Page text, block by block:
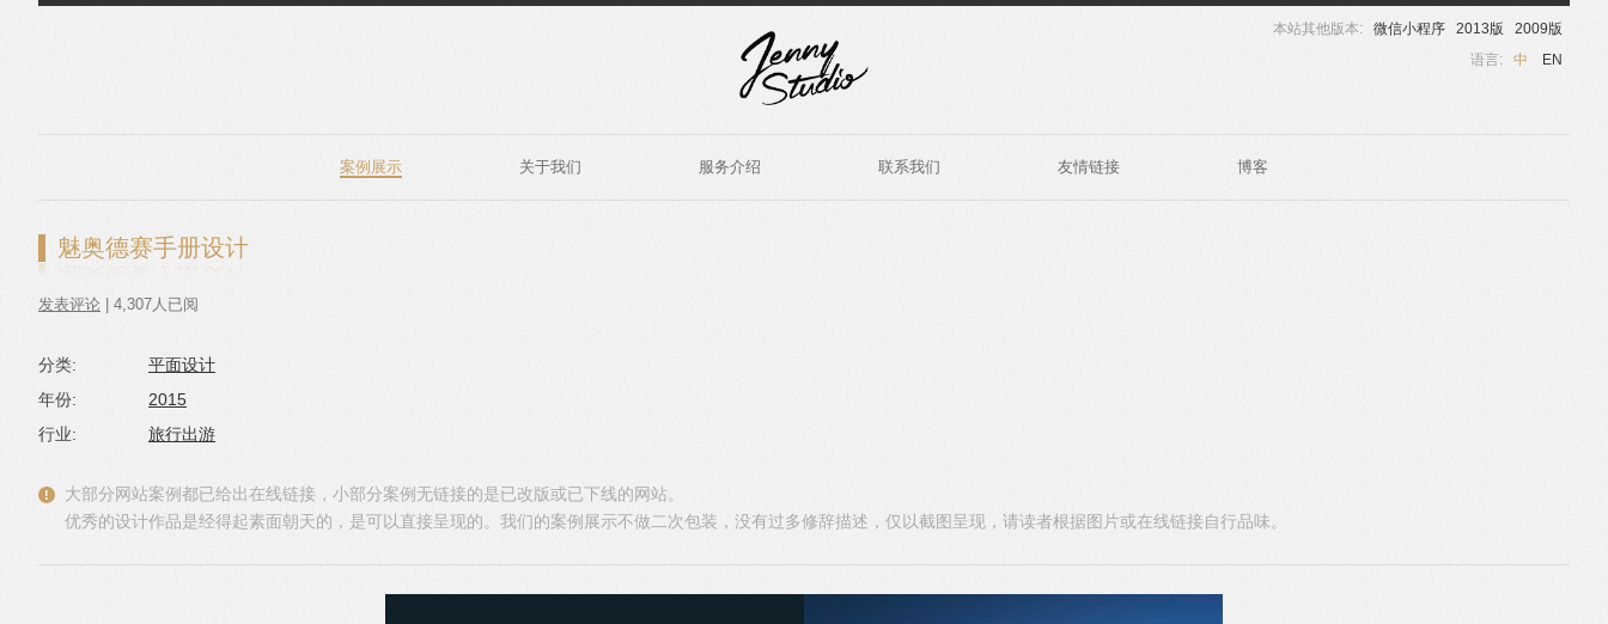
本站其他版本: 微信小程序 2013版
2009版
语言:
中 EN
案例展示 关于我们 服务介绍 联系我们 友情链接 博客
魅奥德赛手册设计
发表评论 | 4,307人已阅
分类:
平面设计
年份:
2015
行业:
旅行出游
大部分网站案例都已给出在线链接，小部分案例无链接的是已改版或已下线的网站。
优秀的设计作品是经得起素面朝天的，是可以直接呈现的。我们的案例展示不做二次包装，没有过多修辞描述，仅以截图呈现，请读者根据图片或在线链接自行品味。